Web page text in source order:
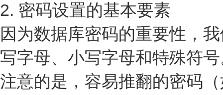
2. 密码设置的基本要素
因为数据库密码的重要性，
写字母、小写字母和特殊符
注意的是，容易推翻的密码